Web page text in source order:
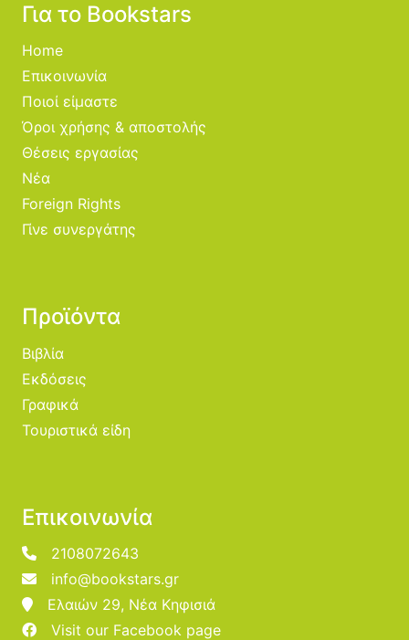
Για το Bookstars
Home
Επικοινωνία
Ποιοί είμαστε
Όροι χρήσης & αποστολής
Θέσεις εργασίας
Νέα
Foreign Rights
Γίνε συνεργάτης
Προϊόντα
Βιβλία
Εκδόσεις
Γραφικά
Τουριστικά είδη
Επικοινωνία
2108072643
info@bookstars.gr
Ελαιών 29, Νέα Κηφισιά
Visit our Facebook page